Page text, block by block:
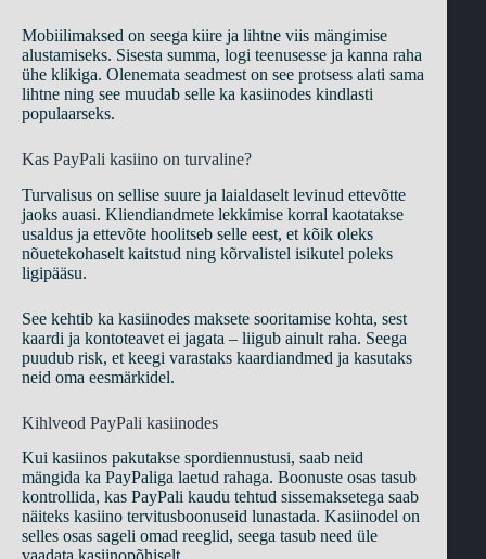
Mobiilimaksed on seega kiire ja lihtne viis mängimise
alustamiseks. Sisesta summa, logi teenusesse ja kanna raha
ühe klikiga. Olenemata seadmest on see protsess alati sama
lihtne ning see muudab selle ka kasiinodes kindlasti
populaarseks.
Kas PayPali kasiino on turvaline?
Turvalisus on sellise suure ja laialdaselt levinud ettevõtte
jaoks auasi. Kliendiandmete lekkimise korral kaotatakse
usaldus ja ettevõte hoolitseb selle eest, et kõik oleks
nõuetekohaselt kaitstud ning kõrvalistel isikutel poleks
ligipääsu.
See kehtib ka kasiinodes maksete sooritamise kohta, sest
kaardi ja kontoteavet ei jagata – liigub ainult raha. Seega
puudub risk, et keegi varastaks kaardiandmed ja kasutaks
neid oma eesmärkidel.
Kihlveod PayPali kasiinodes
Kui kasiinos pakutakse spordiennustusi, saab neid
mängida ka PayPaliga laetud rahaga. Boonuste osas tasub
kontrollida, kas PayPali kaudu tehtud sissemaksetega saab
näiteks kasiino tervitusboonuseid lunastada. Kasiinodel on
selles osas sageli omad reeglid, seega tasub need üle